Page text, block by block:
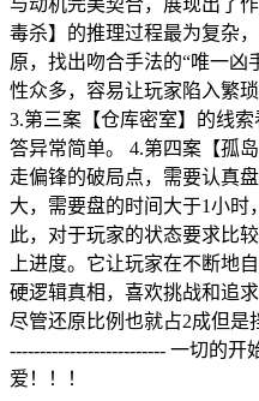
毒杀】的推理过程最为复杂
原，找出吻合手法的“唯一凶
性众多，容易让玩家陷入繁
3.第三案【仓库密室】的线
答异常简单。 4.第四案【孤
走偏锋的破局点，需要认真
大，需要盘的时间大于1小时
此，对于玩家的状态要求比
上进度。它让玩家在不断地
硬逻辑真相，喜欢挑战和追
尽管还原比例也就占2成但是
-------------------------- 一切的
爱！！！